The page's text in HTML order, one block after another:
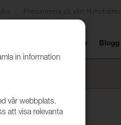
Prenumerera på vårt Nyhetsbrev
Showroom Blogg
in information
vår webbplats.
att visa relevanta